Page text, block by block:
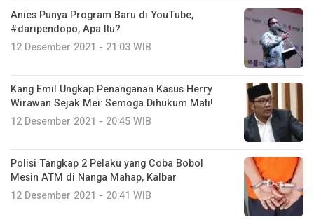
Anies Punya Program Baru di YouTube,
#daripendopo, Apa Itu?
12 Desember 2021 - 21:03 WIB
Kang Emil Ungkap Penanganan Kasus Herry
Wirawan Sejak Mei: Semoga Dihukum Mati!
12 Desember 2021 - 20:45 WIB
Polisi Tangkap 2 Pelaku yang Coba Bobol
Mesin ATM di Nanga Mahap, Kalbar
12 Desember 2021 - 20:41 WIB